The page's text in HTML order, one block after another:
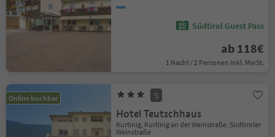
Südtirol Guest Pass
ab 118€
1 Nacht / 2 Personen Inkl. MwSt.
Online buchbar S
Hotel Teutschhaus
Kurtinig, Kurtinig an der Weinstraße, Südtiroler
Weinstraße